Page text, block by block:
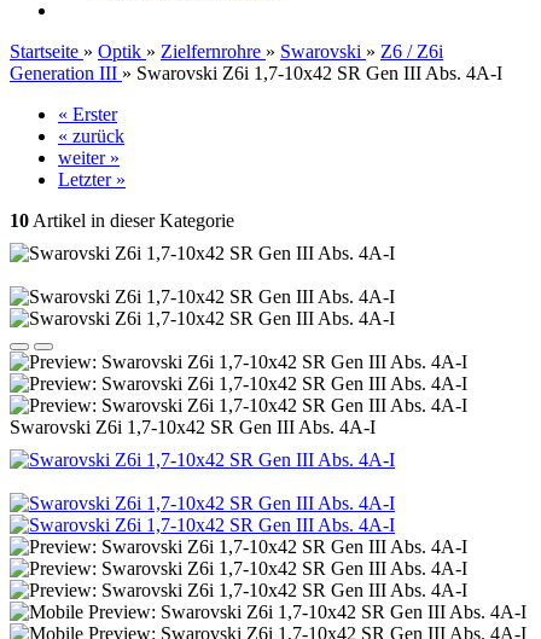
Startseite » Optik » Zielfernrohre » Swarovski » Z6 / Z6i
Generation III » Swarovski Z6i 1,7-10x42 SR Gen III Abs. 4A-I
« Erster
« zurück
weiter »
Letzter »
10 Artikel in dieser Kategorie
Swarovski Z6i 1,7-10x42 SR Gen III Abs. 4A-I